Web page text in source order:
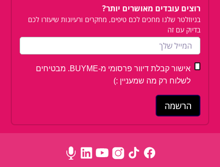
רוצים עובדים מאושרים יותר?
בניוזלטר שלנו מחכים לכם טיפים, מחקרים ורעיונות שיעזרו לכם
בדיוק עם זה
אישור קבלת דיוור פרסומי מ-BUYME. מבטיחים
לשלוח רק מה שמעניין :)